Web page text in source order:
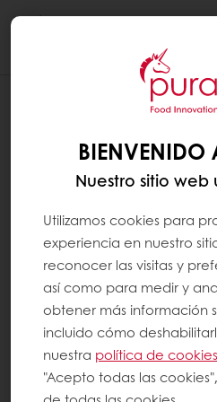
CAMBIAR MI FECHA
Se me ofrecen varias
cuando finalizo mi
fecha diferente a mi
habitual?
Su día de entrega
cambios, incluso si se le
en MyPuratos.
Si tiene alguna
entrega, no dude en
BIENVENIDO
Nuestro sitio web
Utilizamos cookies para
experiencia en nuestro
reconocer las visitas y
así como para medir y
obtener más información
incluido cómo
nuestra política de cookies
"Acepto todas las